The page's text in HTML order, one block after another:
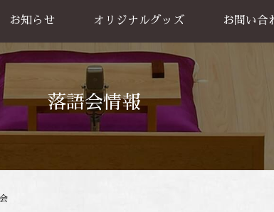
お知らせ オリジナルグッズ
グッズ販売
お買い物方法
お問い合
落語会情報